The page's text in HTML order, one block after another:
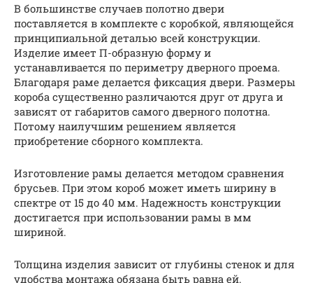
В большинстве случаев полотно двери
поставляется в комплекте с коробкой, являющейся
принципиальной деталью всей конструкции.
Изделие имеет П-образную форму и
устанавливается по периметру дверного проема.
Благодаря раме делается фиксация двери. Размеры
короба существенно различаются друг от друга и
зависят от габаритов самого дверного полотна.
Потому наилучшим решением является
приобретение сборного комплекта.
Изготовление рамы делается методом сравнения
брусьев. При этом короб может иметь ширину в
спектре от 15 до 40 мм. Надежность конструкции
достигается при использовании рамы в мм
шириной.
Толщина изделия зависит от глубины стенок и для
удобства монтажа обязана быть равна ей.